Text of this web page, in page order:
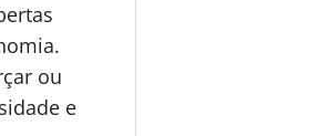
ou
e